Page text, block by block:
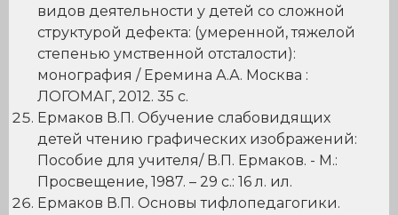
видов деятельности у детей со сложной
структурой дефекта: (умеренной, тяжелой
степенью умственной отсталости):
монография / Еремина А.А. Москва :
ЛОГОМАГ, 2012. 35 с.
Ермаков В.П. Обучение слабовидящих
детей чтению графических изображений:
Пособие для учителя/ В.П. Ермаков. - М.:
Просвещение, 1987. – 29 с.: 16 л. ил.
Ермаков В.П. Основы тифлопедагогики.